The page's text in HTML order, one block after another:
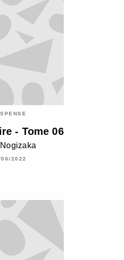
- Tome 06
2022